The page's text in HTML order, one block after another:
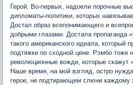
Герой. Во-первых, надоели порочные
дипломаты-политики, которых
Достал образ всепонимающего и
добрыми глазами. Достала пропаганда
такого американского идеала, который
подтяжки по сходной цене. Рэмбо тоже
революционные вожди, которые скажут
Наше время, на мой взгляд, остро
герое, не подтирающем слюни